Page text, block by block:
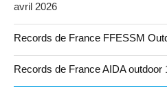
avril 2026
Records de France FFESSM
Records de France AIDA outdoor